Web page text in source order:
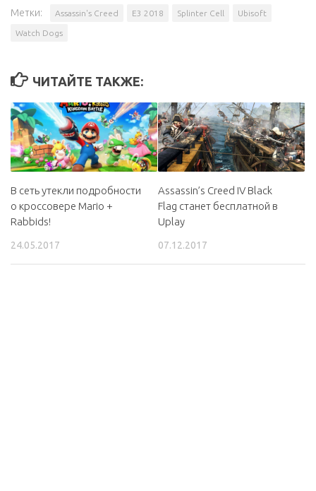
Метки: Assassin's Creed E3 2018 Splinter Cell Ubisoft
Watch Dogs
ЧИТАЙТЕ ТАКЖЕ:
В сеть утекли подробности
о кроссовере Mario +
Rabbids!
24.05.2017
Assassin’s Creed IV Black
Flag станет бесплатной в
Uplay
07.12.2017